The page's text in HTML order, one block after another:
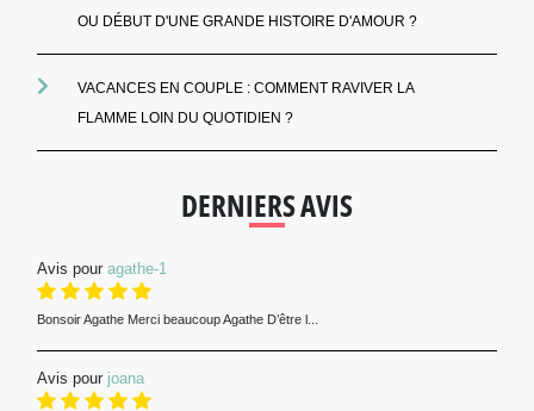
OU DÉBUT D'UNE GRANDE HISTOIRE D'AMOUR ?
VACANCES EN COUPLE : COMMENT RAVIVER LA
FLAMME LOIN DU QUOTIDIEN ?
DERNIERS AVIS
Avis pour agathe-1
Bonsoir Agathe Merci beaucoup Agathe D’être l...
Avis pour joana